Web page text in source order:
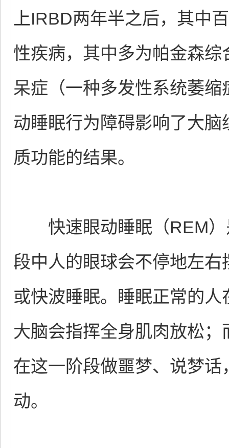
上IRBD两年半之后，其中
性疾病，其中多为帕金森
呆症（一种多发性系统萎
动睡眠行为障碍影响了大
质功能的结果。
快速眼动睡眠（REM）
段中人的眼球会不停地左
或快波睡眠。睡眠正常的
大脑会指挥全身肌肉放松
在这一阶段做噩梦、说梦
动。